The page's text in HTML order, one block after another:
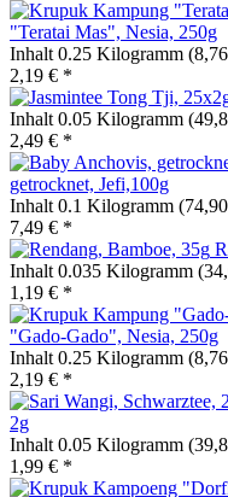
"Teratai Mas", Nesia, 250g
Inhalt 0.25 Kilogramm
2,19 € *
Inhalt 0.05 Kilogramm
2,49 € *
getrocknet, Jefi,100g
Inhalt 0.1 Kilogramm
7,49 € *
Inhalt 0.035 Kilogramm
1,19 € *
"Gado-Gado", Nesia, 250g
Inhalt 0.25 Kilogramm
2,19 € *
2g
Inhalt 0.05 Kilogramm
1,99 € *